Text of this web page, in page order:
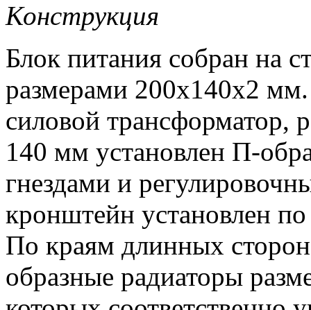
Конструкция
Блок питания собран на
размерами 200х140х2
силовой трансформатор,
140 мм установлен П-
гнездами и
кронштейн установлен
По краям длинных
образные радиаторы